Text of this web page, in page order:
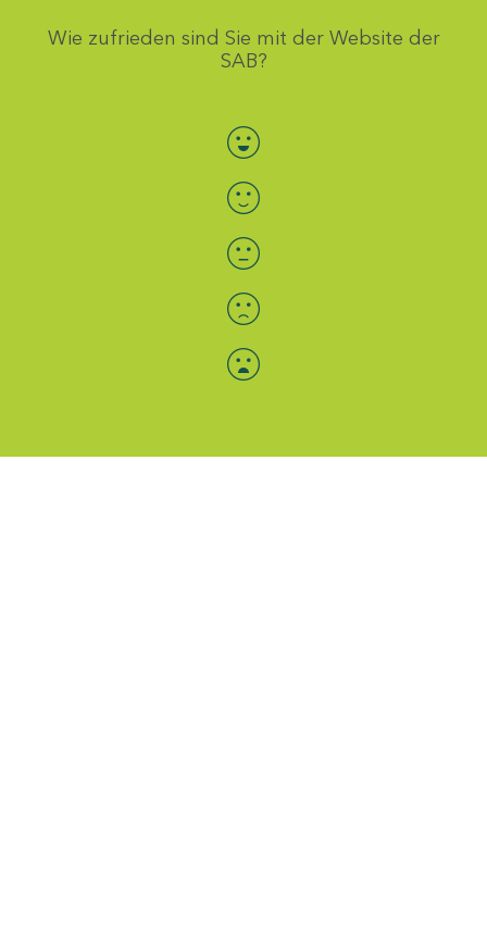
Wie zufrieden sind Sie mit der Website der
SAB?
Bewertung auswählen